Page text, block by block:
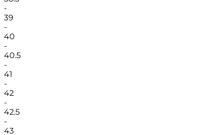
-
39
-
40
-
40.5
-
41
-
42
-
42.5
-
43